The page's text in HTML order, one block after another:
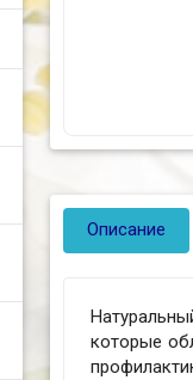
Описание
которые